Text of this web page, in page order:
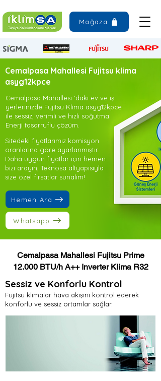
Mağaza
Cemalpasa Mahallesi Fujitsu klima
asyg12kpce
Cemalpasa Mahallesi ’daki ev ve iş
yerlerinizde Fujitsu Klima asyg12kpce
ile sessiz, verimli ve hızlı soğutma.
Enerji tasarruflu çözüm.
Sitedeki fiyatlarımız komisyon
oranlarına göre ayarlanmıştır.
Daha uygun fiyatlar için hemen
bizi arayın, Teknosa altyapısıyla
size özel fırsatlar sunalım!
Hemen Ara
Whatsapp
Cemalpasa Mahallesi Fujitsu Prime
12.000 BTU/h A++ Inverter Klima R32
Sessiz ve Konforlu Kontrol
Fujitsu klimalar hava akışını kontrol ederek
konforlu ve sessiz ortamlar sağlar.